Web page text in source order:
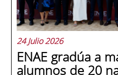
24 Julio 2026
ENAE gradúa a
alumnos de 20